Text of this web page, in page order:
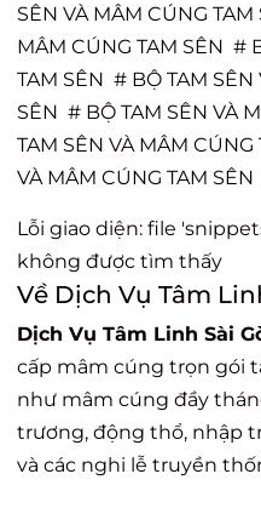
SÊN VÀ MÂM CÚNG
MÂM CÚNG TAM SÊN #
TAM SÊN # BỘ TAM SÊN
SÊN # BỘ TAM SÊN VÀ
TAM SÊN VÀ MÂM
VÀ MÂM CÚNG TAM SÊN
Lỗi giao diện: file
không được tìm thấy
Về Dịch Vụ Tâm
Dịch Vụ Tâm Linh Sài
cấp mâm cúng trọn gói
như mâm cúng đầy
trương, động thổ, nhập
và các nghi lễ truyền